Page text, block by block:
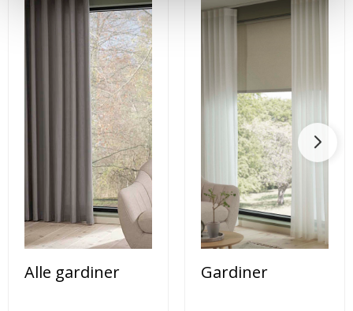
Alle gardiner Gardiner